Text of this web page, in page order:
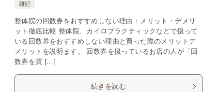
雑記
整体院の回数券をおすすめしない理由：メリット・デメリ
ット徹底比較 整体院、カイロプラクティックなどで扱って
いる回数券をおすすめしない理由と買った際のメリットデ
メリットを説明ます。 回数券を扱っているお店の人が「回
数券を買 […]
続きを読む